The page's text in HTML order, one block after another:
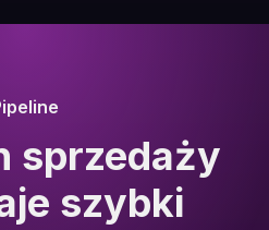
sprzedaży
szybki